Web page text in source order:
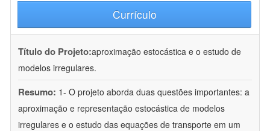
Currículo
Título do Projeto:aproximação estocástica e o estudo de
modelos irregulares.
Resumo: 1- O projeto aborda duas questões importantes: a
aproximação e representação estocástica de modelos
irregulares e o estudo das equações de transporte em um